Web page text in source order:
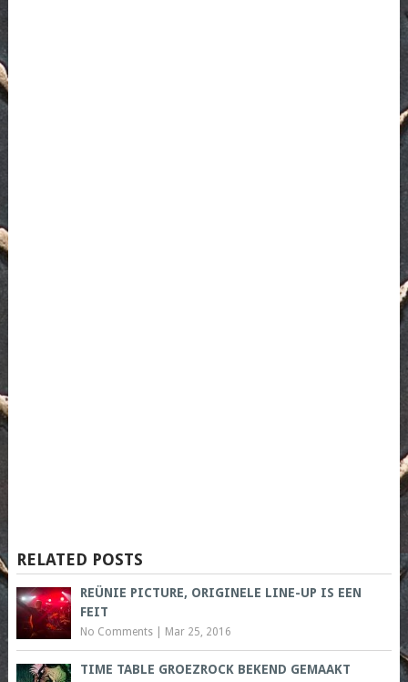
RELATED POSTS
REÜNIE PICTURE, ORIGINELE LINE-UP IS EEN
FEIT
No Comments| Mar 25, 2016
TIME TABLE GROEZROCK BEKEND GEMAAKT